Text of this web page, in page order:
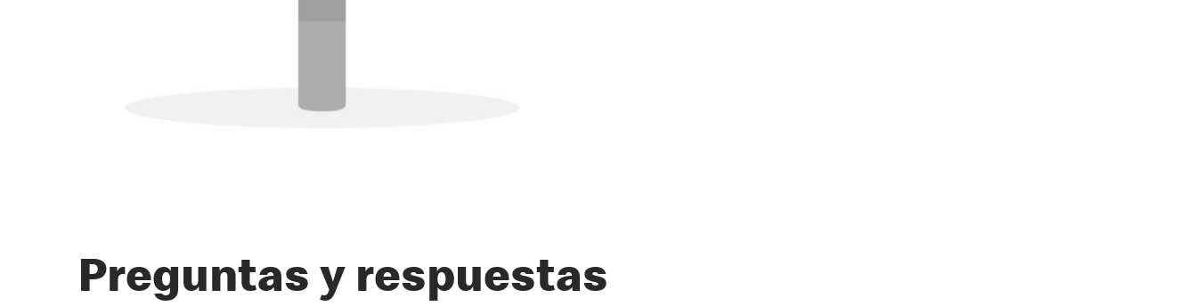
Preguntas y respuestas